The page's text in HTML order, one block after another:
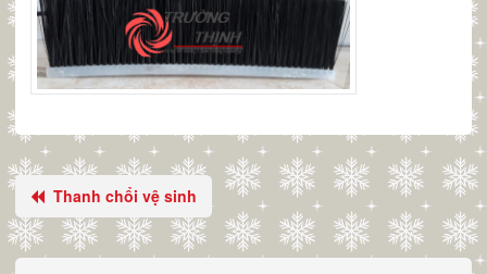
Thanh chổi vệ sinh